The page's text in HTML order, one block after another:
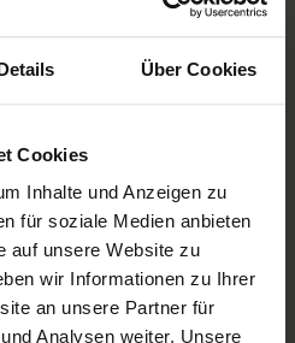
Über Cookies
Cookies
Inhalte und Anzeigen zu
für soziale Medien anbieten
auf unsere Website zu
wir Informationen zu Ihrer
an unsere Partner für
Analysen weiter. Unsere
journals.de